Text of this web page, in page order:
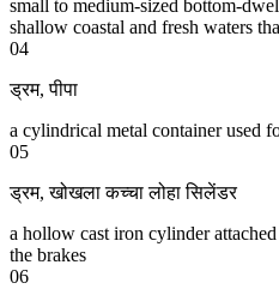
small to medium-sized bottom-
shallow coastal and fresh waters
04
ड्रम,पीपा
a cylindrical metal container used
05
ड्रम,खोखला कच्चा लोहा सिलेंडर
a hollow cast iron cylinder
the brakes
06